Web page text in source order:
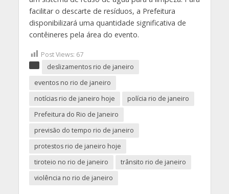
facilitar o descarte de resíduos, a Prefeitura
disponibilizará uma quantidade significativa de
contêineres pela área do evento.
Post Views: 67
deslizamentos rio de janeiro
eventos no rio de janeiro
notícias rio de janeiro hoje
polícia rio de janeiro
Prefeitura do Rio de Janeiro
previsão do tempo rio de janeiro
protestos rio de janeiro hoje
tiroteio no rio de janeiro
trânsito rio de janeiro
violência no rio de janeiro